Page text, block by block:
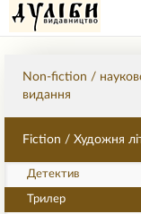
Non-fiction /
видання
Fiction / Художня
Детектив
Трилер